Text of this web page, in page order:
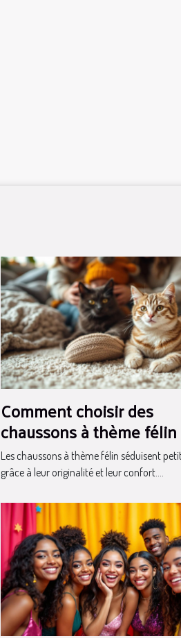
Comment choisir des
chaussons à thème
toute la famille ?
Les chaussons à thème félin séduisent
grâce à leur originalité et leur confort....